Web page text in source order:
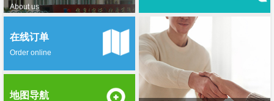
About us
在线订单
Order online
地图导航